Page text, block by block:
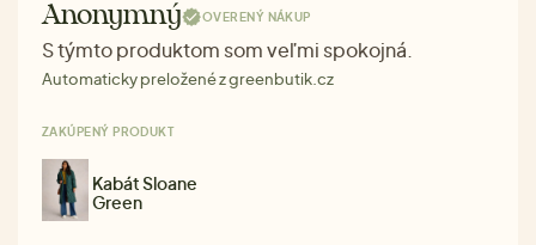
Anonymný OVERENÝ NÁKUP
S týmto produktom som veľmi spokojná.
Automaticky preložené z greenbutik.cz
ZAKÚPENÝ PRODUKT
Kabát Sloane
Green